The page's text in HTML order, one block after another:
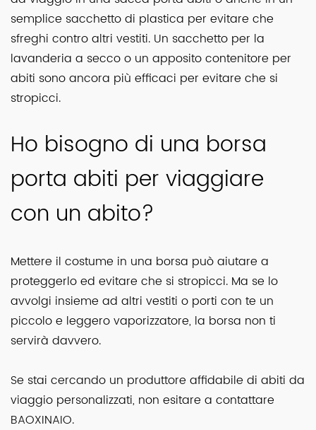
semplice sacchetto di plastica per evitare che
sfreghi contro altri vestiti. Un sacchetto per la
lavanderia a secco o un apposito contenitore per
abiti sono ancora più efficaci per evitare che si
stropicci.
Ho bisogno di una borsa
porta abiti per viaggiare
con un abito?
Mettere il costume in una borsa può aiutare a
proteggerlo ed evitare che si stropicci. Ma se lo
avvolgi insieme ad altri vestiti o porti con te un
piccolo e leggero vaporizzatore, la borsa non ti
servirà davvero.
Se stai cercando un produttore affidabile di abiti da
viaggio personalizzati, non esitare a contattare
BAOXINAIO.